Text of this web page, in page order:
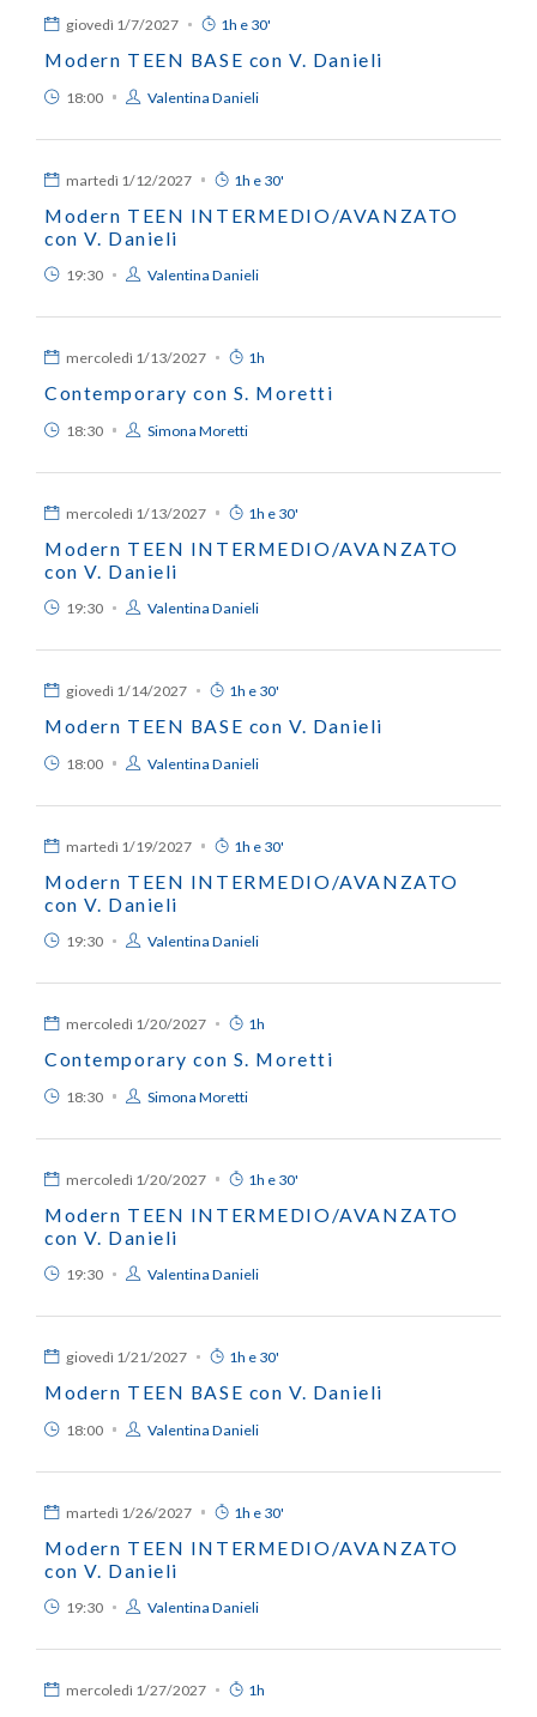
giovedì 1/7/2027 1h e 30'
Modern TEEN BASE con V. Danieli
18:00 Valentina Danieli
martedì 1/12/2027 1h e 30'
Modern TEEN INTERMEDIO/AVANZATO
con V. Danieli
19:30 Valentina Danieli
mercoledì 1/13/2027 1h
Contemporary con S. Moretti
18:30 Simona Moretti
mercoledì 1/13/2027 1h e 30'
Modern TEEN INTERMEDIO/AVANZATO
con V. Danieli
19:30 Valentina Danieli
giovedì 1/14/2027 1h e 30'
Modern TEEN BASE con V. Danieli
18:00 Valentina Danieli
martedì 1/19/2027 1h e 30'
Modern TEEN INTERMEDIO/AVANZATO
con V. Danieli
19:30 Valentina Danieli
mercoledì 1/20/2027 1h
Contemporary con S. Moretti
18:30 Simona Moretti
mercoledì 1/20/2027 1h e 30'
Modern TEEN INTERMEDIO/AVANZATO
con V. Danieli
19:30 Valentina Danieli
giovedì 1/21/2027 1h e 30'
Modern TEEN BASE con V. Danieli
18:00 Valentina Danieli
martedì 1/26/2027 1h e 30'
Modern TEEN INTERMEDIO/AVANZATO
con V. Danieli
19:30 Valentina Danieli
mercoledì 1/27/2027 1h